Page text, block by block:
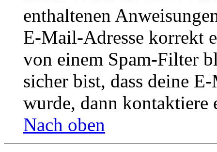
enthaltenen
E-Mail-Adresse korrekt
von einem Spam-Filter
sicher bist, dass deine
wurde, dann kontaktiere
Nach oben